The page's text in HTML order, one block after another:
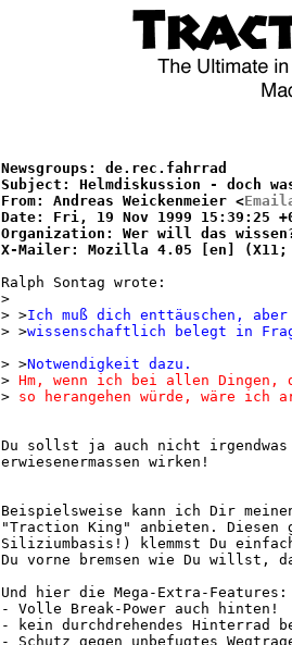
Newsgroups: de.rec.fahrrad
Subject: Helmdiskussion - doch
From: Andreas Weickenmeier <
Date: Fri, 19 Nov 1999 15:39:25
Organization: Wer will das
Ralph Sontag wrote:
>
> >Ich muß dich enttäuschen,
> >wissenschaftlich belegt in
> >Notwendigkeit dazu.
> Hm, wenn ich bei allen
> so herangehen würde, wäre ich
Du sollst ja auch nicht
erwiesenermassen wirken!
Beispielsweise kann ich Dir
"Traction King" anbieten.
Siliziumbasis!) klemmst Du
Du vorne bremsen wie Du willst,
Und hier die Mega-Extra-Features:
- Volle Break-Power auch hinten!
- kein durchdrehendes Hinterrad
- Schutz gegen unbefugtes